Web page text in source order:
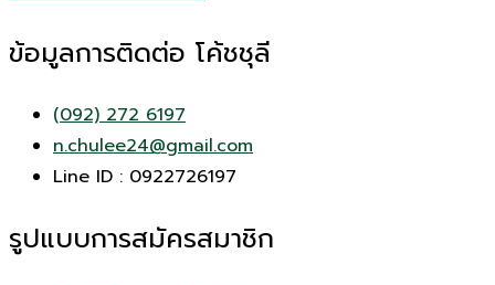
ข้อมูลการติดต่อ โค้ชชุลี
(092) 272 6197
n.chulee24@gmail.com
Line ID : 0922726197
รูปแบบการสมัครสมาชิก